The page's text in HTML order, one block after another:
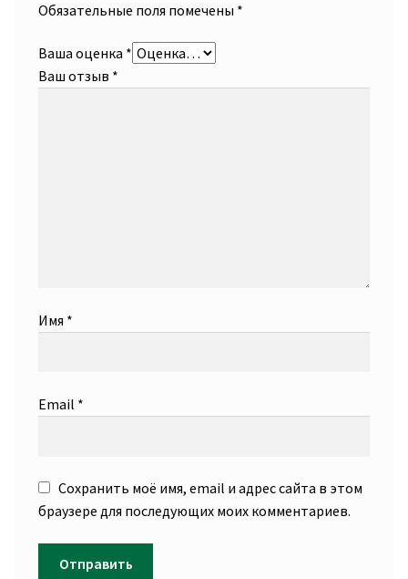
Обязательные поля помечены *
Ваша оценка *
Ваш отзыв *
Имя *
Email *
Сохранить моё имя, email и адрес сайта в этом
браузере для последующих моих комментариев.